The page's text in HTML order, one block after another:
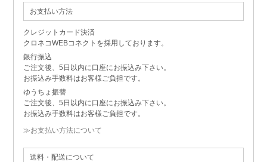
お支払い方法
クレジットカード決済
クロネコWEBコネクトを採用しております。
銀行振込
ご注文後、5日以内に口座にお振込み下さい。
お振込み手数料はお客様ご負担です。
ゆうちょ振替
ご注文後、5日以内に口座にお振込み下さい。
お振込み手数料はお客様ご負担です。
≫お支払い方法について
送料・配送について